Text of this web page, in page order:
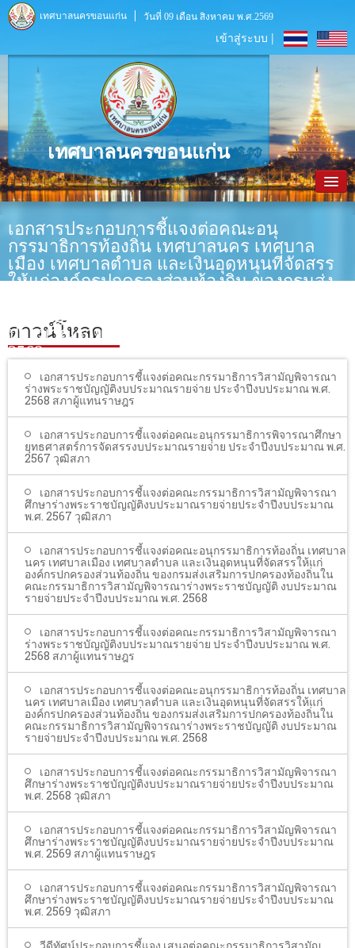
เทศบาลนครขอนแก่น วันที่ 09 เดือน สิงหาคม พ.ศ.2569
เข้าสู่ระบบ |
เทศบาลนครขอนแก่น
หน้าหลัก
ข้อมูลพื้นฐาน
ประชาสัมพันธ์
โรงเรียนในสังกัด
บริการประชาชน
ITA
เอกสารประกอบการชี้แจงต่อคณะอนุ
กรรมาธิการท้องถิ่น เทศบาลนคร เทศบาล
เมือง เทศบาลตำบล และเงินอุดหนุนที่จัดสรร
ให้แก่องค์กรปกครองส่วนท้องถิ่น ของกรมส่ง
วิสามัญพิจารณาร่างพระราชบัญญัติ งบ
ประมาณรายจ่ายประจำปีงบประมาณ พ.ศ.
2568
ดาวน์โหลด
เอกสารประกอบการชี้แจงต่อคณะกรรมาธิการวิสามัญพิจารณา
ร่างพระราชบัญญัติงบประมาณรายจ่าย ประจำปีงบประมาณ พ.ศ.
2568 สภาผู้แทนราษฎร
เอกสารประกอบการชี้แจงต่อคณะอนุกรรมาธิการพิจารณาศึกษา
ยุทธศาสตร์การจัดสรรงบประมาณรายจ่าย ประจำปีงบประมาณ พ.ศ.
2567 วุฒิสภา
เอกสารประกอบการชี้แจงต่อคณะกรรมาธิการวิสามัญพิจารณา
ศึกษาร่างพระราชบัญญัติงบประมาณรายจ่ายประจำปีงบประมาณ
พ.ศ. 2567 วุฒิสภา
เอกสารประกอบการชี้แจงต่อคณะอนุกรรมาธิการท้องถิ่น เทศบาล
นคร เทศบาลเมือง เทศบาลตำบล และเงินอุดหนุนที่จัดสรรให้แก่
องค์กรปกครองส่วนท้องถิ่น ของกรมส่งเสริมการปกครองท้องถิ่นใน
คณะกรรมาธิการวิสามัญพิจารณาร่างพระราชบัญญัติ งบประมาณ
รายจ่ายประจำปีงบประมาณ พ.ศ. 2568
เอกสารประกอบการชี้แจงต่อคณะกรรมาธิการวิสามัญพิจารณา
ร่างพระราชบัญญัติงบประมาณรายจ่าย ประจำปีงบประมาณ พ.ศ.
2568 สภาผู้แทนราษฎร
เอกสารประกอบการชี้แจงต่อคณะอนุกรรมาธิการท้องถิ่น เทศบาล
นคร เทศบาลเมือง เทศบาลตำบล และเงินอุดหนุนที่จัดสรรให้แก่
องค์กรปกครองส่วนท้องถิ่น ของกรมส่งเสริมการปกครองท้องถิ่นใน
คณะกรรมาธิการวิสามัญพิจารณาร่างพระราชบัญญัติ งบประมาณ
รายจ่ายประจำปีงบประมาณ พ.ศ. 2568
เอกสารประกอบการชี้แจงต่อคณะกรรมาธิการวิสามัญพิจารณา
ศึกษาร่างพระราชบัญญัติงบประมาณรายจ่ายประจำปีงบประมาณ
พ.ศ. 2568 วุฒิสภา
เอกสารประกอบการชี้แจงต่อคณะกรรมาธิการวิสามัญพิจารณา
ศึกษาร่างพระราชบัญญัติงบประมาณรายจ่ายประจำปีงบประมาณ
พ.ศ. 2569 สภาผู้แทนราษฎร
เอกสารประกอบการชี้แจงต่อคณะกรรมาธิการวิสามัญพิจารณา
ศึกษาร่างพระราชบัญญัติงบประมาณรายจ่ายประจำปีงบประมาณ
พ.ศ. 2569 วุฒิสภา